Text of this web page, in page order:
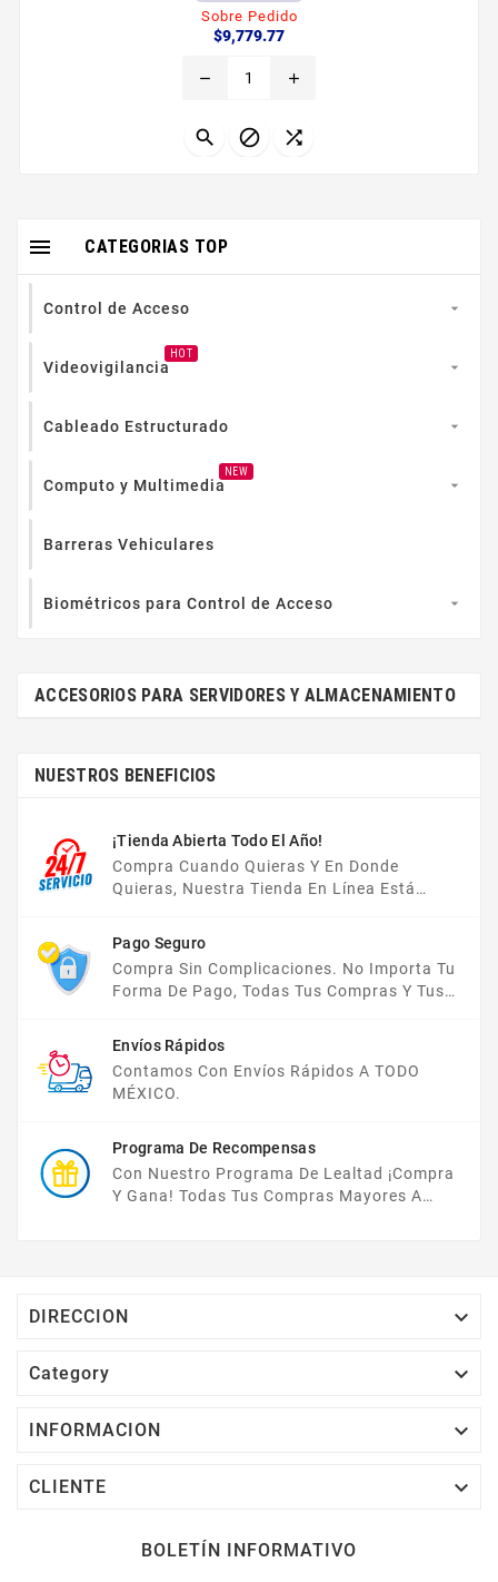
montaje moacutevil existentes este teclado robusto
estaacute disentildeado para su uso en EMS
teclado no incluye un puerto USB El teclado
resistente a la suciedad el polvo y...
Sobre Pedido
$9,779.77Precio
remove add
  
CATEGORIAS TOP

Control de Acceso 
Videovigilancia
HOT

Cableado Estructurado 
Computo y Multimedia
NEW

Barreras Vehiculares
Biométricos para Control de Acceso 
ACCESORIOS PARA SERVIDORES Y ALMACENAMIENTO
NUESTROS BENEFICIOS
¡Tienda Abierta Todo El Año!
Compra Cuando Quieras Y En Donde
Quieras, Nuestra Tienda En Línea Está
Pago Seguro
Compra Sin Complicaciones. No Importa Tu
Forma De Pago, Todas Tus Compras Y Tus
Envíos Rápidos
Contamos Con Envíos Rápidos A TODO
MÉXICO.
Programa De Recompensas
Con Nuestro Programa De Lealtad ¡compra
Y Gana! Todas Tus Compras Mayores A
DIRECCION 
Category 
INFORMACION 
CLIENTE 
BOLETÍN INFORMATIVO